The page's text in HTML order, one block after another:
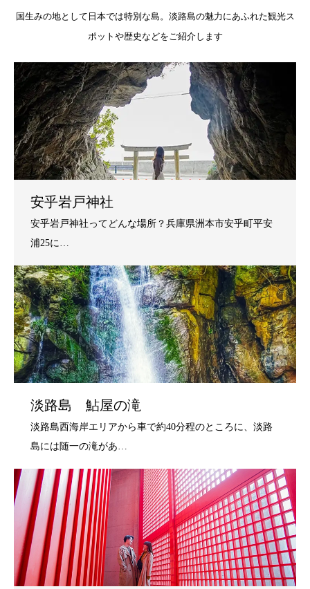
国生みの地として日本では特別な島。淡路島の魅力にあふれた観光ス
ポットや歴史などをご紹介します
安乎岩戸神社
淡路島 鮎屋の滝